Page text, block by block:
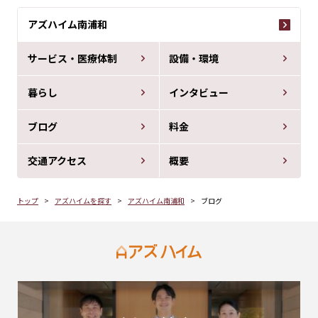
アズハイム南浦和
サービス・医療体制 設備・環境
暮らし インタビュー
ブログ 料金
交通アクセス 概要
トップ アズハイムを探す アズハイム南浦和 ブログ